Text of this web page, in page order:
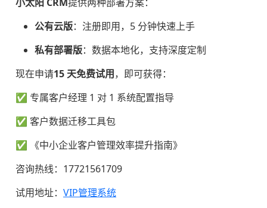
公有云版：注册即用，5 分钟快速上手
私有部署版：数据本地化，支持深度定制
现在申请15 天免费试用，即可获得：
✅ 专属客户经理 1 对 1 系统配置指导
✅ 客户数据迁移工具包
✅ 《中小企业客户管理效率提升指南》
咨询热线：17721561709
试用地址： VIP管理系统